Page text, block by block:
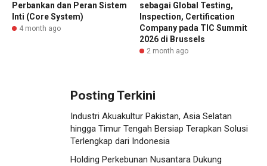
Perbankan dan Peran Sistem
Inti (Core System)
4 month ago
sebagai Global Testing,
Inspection, Certification
Company pada TIC Summit
2026 di Brussels
2 month ago
Posting Terkini
Industri Akuakultur Pakistan, Asia Selatan
hingga Timur Tengah Bersiap Terapkan Solusi
Terlengkap dari Indonesia
Holding Perkebunan Nusantara Dukung